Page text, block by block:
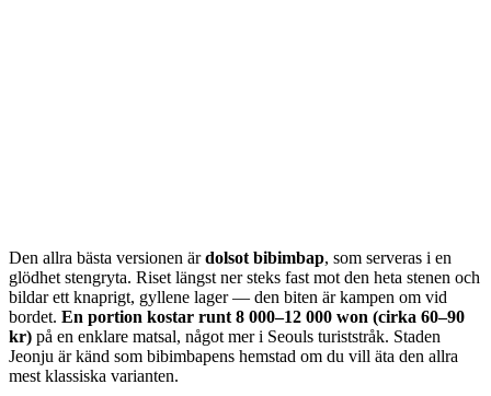
Den allra bästa versionen ärdolsot bibimbap, som serveras i en
glödhet stengryta. Riset längst ner steks fast mot den heta stenen och
bildar ett knaprigt, gyllene lager — den biten är kampen om vid
bordet. En portion kostar runt 8 000–12 000 won (cirka 60–90
kr) på en enklare matsal, något mer i Seouls turiststråk. Staden
Jeonju är känd som bibimbapens hemstad om du vill äta den allra
mest klassiska varianten.